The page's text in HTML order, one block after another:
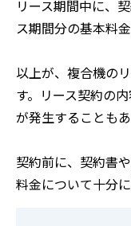
リース期間中に、
ス期間分の基本料
以上が、複合機の
す。リース契約の
が発生することもあ
契約前に、契約書
料金について十分